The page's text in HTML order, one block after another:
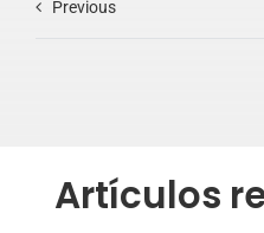
Previous
Artículos